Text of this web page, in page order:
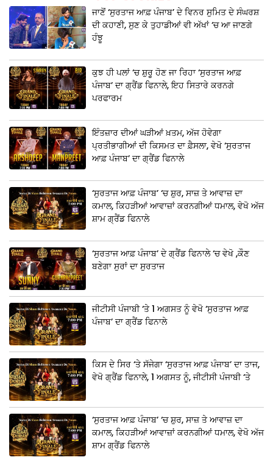
ਜਾਣੋਂ ‘ਸੁਰਤਾਜ ਆਫ਼ ਪੰਜਾਬ’ ਦੇ ਵਿਨਰ ਸੁਮਿਤ ਦੇ ਸੰਘਰਸ਼
ਦੀ ਕਹਾਣੀ, ਸੁਣ ਕੇ ਤੁਹਾਡੀਆਂ ਵੀ ਅੱਖਾਂ ‘ਚ ਆ ਜਾਣਗੇ
ਹੰਝੂ
ਕੁਝ ਹੀ ਪਲਾਂ ‘ਚ ਸ਼ੁਰੂ ਹੋਣ ਜਾ ਰਿਹਾ ‘ਸੁਰਤਾਜ ਆਫ਼
ਪੰਜਾਬ’ ਦਾ ਗ੍ਰੈਂਡ ਫਿਨਾਲੇ, ਇਹ ਸਿਤਾਰੇ ਕਰਨਗੇ
ਪਰਫਾਰਮ
ਇੰਤਜ਼ਾਰ ਦੀਆਂ ਘੜੀਆਂ ਖ਼ਤਮ, ਅੱਜ ਹੋਵੇਗਾ
ਪ੍ਰਤੀਭਾਗੀਆਂ ਦੀ ਕਿਸਮਤ ਦਾ ਫ਼ੈਸਲਾ, ਵੇਖੋ ‘ਸੁਰਤਾਜ
ਆਫ਼ ਪੰਜਾਬ’ ਦਾ ਗ੍ਰੈਂਡ ਫਿਨਾਲੇ
‘ਸੁਰਤਾਜ ਆਫ਼ ਪੰਜਾਬ’ ‘ਚ ਸ਼ੁਰ, ਸਾਜ਼ ਤੇ ਆਵਾਜ਼ ਦਾ
ਕਮਾਲ, ਕਿਹੜੀਆਂ ਆਵਾਜ਼ਾਂ ਕਰਨਗੀਆਂ ਧਮਾਲ, ਵੇਖੋ ਅੱਜ
ਸ਼ਾਮ ਗ੍ਰੈਂਡ ਫਿਨਾਲੇ
‘ਸੁਰਤਾਜ ਆਫ਼ ਪੰਜਾਬ’ ਦੇ ਗ੍ਰੈਂਡ ਫਿਨਾਲੇ ‘ਚ ਵੇਖੋ ,ਕੌਣ
ਬਣੇਗਾ ਸੁਰਾਂ ਦਾ ਸੁਰਤਾਜ
ਜੀਟੀਸੀ ਪੰਜਾਬੀ ‘ਤੇ 1 ਅਗਸਤ ਨੂੰ ਵੇਖੋ ‘ਸੁਰਤਾਜ ਆਫ਼
ਪੰਜਾਬ’ ਦਾ ਗ੍ਰੈਂਡ ਫਿਨਾਲੇ
ਕਿਸ ਦੇ ਸਿਰ ‘ਤੇ ਸੱਜੇਗਾ ‘ਸੁਰਤਾਜ ਆਫ਼ ਪੰਜਾਬ’ ਦਾ ਤਾਜ,
ਵੇਖੋ ਗ੍ਰੈਂਡ ਫਿਨਾਲੇ, 1 ਅਗਸਤ ਨੂੰ, ਜੀਟੀਸੀ ਪੰਜਾਬੀ ‘ਤੇ
‘ਸੁਰਤਾਜ ਆਫ਼ ਪੰਜਾਬ’ ‘ਚ ਸ਼ੁਰ, ਸਾਜ਼ ਤੇ ਆਵਾਜ਼ ਦਾ
ਕਮਾਲ, ਕਿਹੜੀਆਂ ਆਵਾਜ਼ਾਂ ਕਰਨਗੀਆਂ ਧਮਾਲ, ਵੇਖੋ ਅੱਜ
ਸ਼ਾਮ ਗ੍ਰੈਂਡ ਫਿਨਾਲੇ